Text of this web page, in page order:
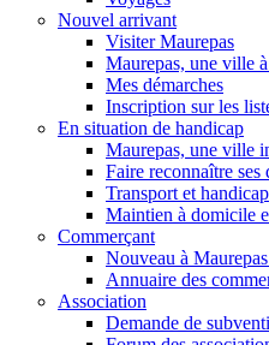
Nouvel arrivant
Visiter Maurepas
Maurepas, une ville
Mes démarches
Inscription sur les
En situation de handicap
Maurepas, une ville
Faire reconnaître ses
Transport et handicap
Maintien à domicile
Commerçant
Nouveau à
Annuaire des
Association
Demande de